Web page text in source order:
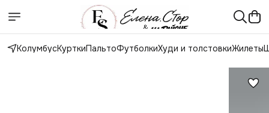
КолумбусКурткиПальтоФутболкиХуди и толстовкиЖилеты